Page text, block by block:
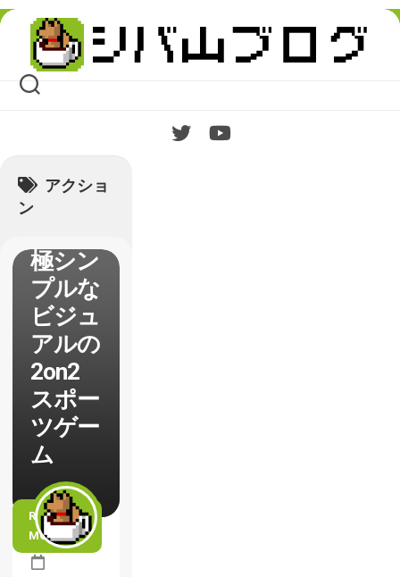
Skip
content
アクショ
ン
【Vide
oball】
これが
e-
Sports
なの
極シン
プルな
ビジュ
アルの
2on2
スポー
ツゲー
ム
READ
MORE